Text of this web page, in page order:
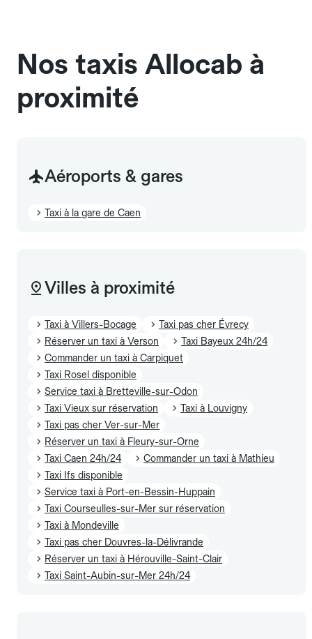
Nos taxis Allocab à
proximité
Aéroports & gares
Taxi à la gare de Caen
Villes à proximité
Taxi à Villers-Bocage
Taxi pas cher Évrecy
Réserver un taxi à Verson
Taxi Bayeux 24h/24
Commander un taxi à Carpiquet
Taxi Rosel disponible
Service taxi à Bretteville-sur-Odon
Taxi Vieux sur réservation
Taxi à Louvigny
Taxi pas cher Ver-sur-Mer
Réserver un taxi à Fleury-sur-Orne
Taxi Caen 24h/24
Commander un taxi à Mathieu
Taxi Ifs disponible
Service taxi à Port-en-Bessin-Huppain
Taxi Courseulles-sur-Mer sur réservation
Taxi à Mondeville
Taxi pas cher Douvres-la-Délivrande
Réserver un taxi à Hérouville-Saint-Clair
Taxi Saint-Aubin-sur-Mer 24h/24